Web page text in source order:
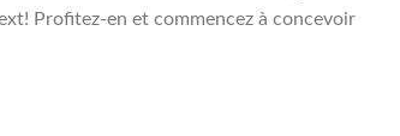
Profitez-en et commencez à concevoir